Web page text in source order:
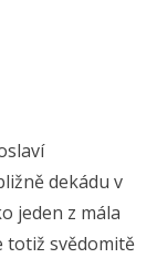
dekádu v
jeden z mála
totiž svědomitě